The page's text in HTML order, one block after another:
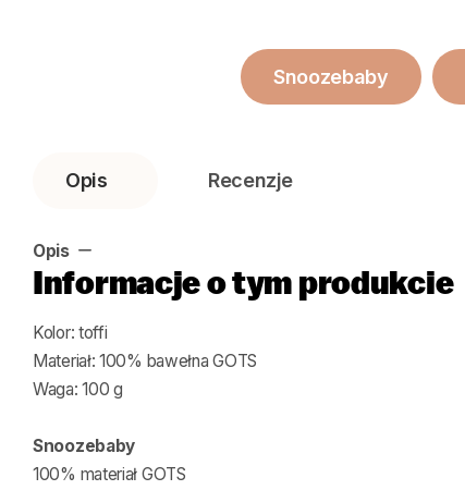
Snoozebaby
Opis Recenzje
Opis
Informacje o tym produkcie
Kolor: toffi
Materiał: 100% bawełna GOTS
Waga: 100 g
Snoozebaby
100% materiał GOTS